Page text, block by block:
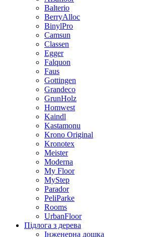
Balterio
BerryAlloc
BinylPro
Camsun
Classen
Egger
Falquon
Faus
Gottingen
Grandeco
GrunHolz
Homwest
Kaindl
Kastamonu
Krono Original
Kronotex
Meister
Moderna
My Floor
MyStep
Parador
PeliParke
Rooms
UrbanFloor
Підлога з дерева
Інженерна дошка